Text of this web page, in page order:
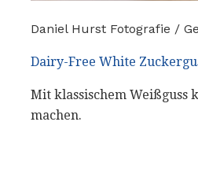
Daniel Hurst Fotografie /
Dairy-Free White
Mit klassischem Weißguss
machen.